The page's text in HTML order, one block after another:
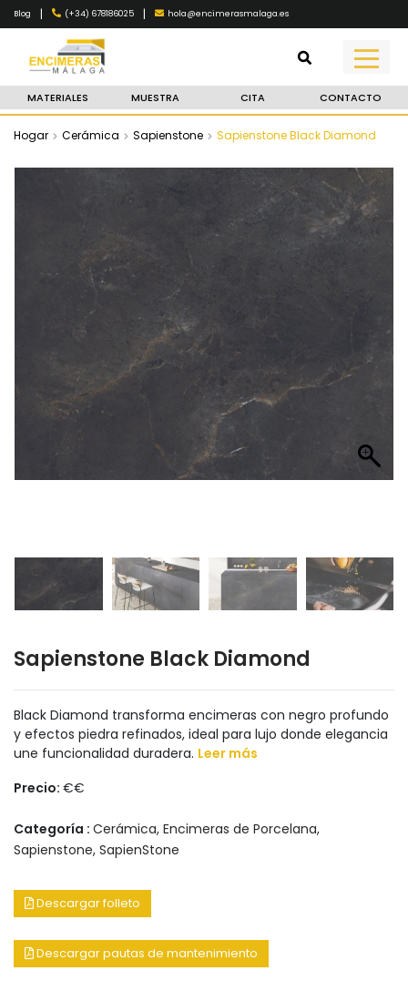
Blog | (+34) 678186025 | hola@encimerasmalaga.es
MATERIALES MUESTRA CITA CONTACTO
Hogar Cerámica Sapienstone Sapienstone Black Diamond
Sapienstone Black Diamond
Black Diamond transforma encimeras con negro profundo
y efectos piedra refinados, ideal para lujo donde elegancia
une funcionalidad duradera. Leer más
Precio: €€
Categoría : Cerámica, Encimeras de Porcelana,
Sapienstone, SapienStone
Descargar folleto
Descargar pautas de mantenimiento